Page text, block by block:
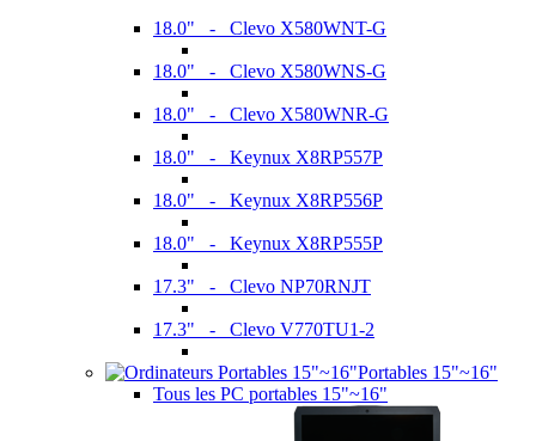
18.0" - Clevo X580WNT-G
18.0" - Clevo X580WNS-G
18.0" - Clevo X580WNR-G
18.0" - Keynux X8RP557P
18.0" - Keynux X8RP556P
18.0" - Keynux X8RP555P
17.3" - Clevo NP70RNJT
17.3" - Clevo V770TU1-2
Portables 15"~16"
Tous les PC portables 15"~16"